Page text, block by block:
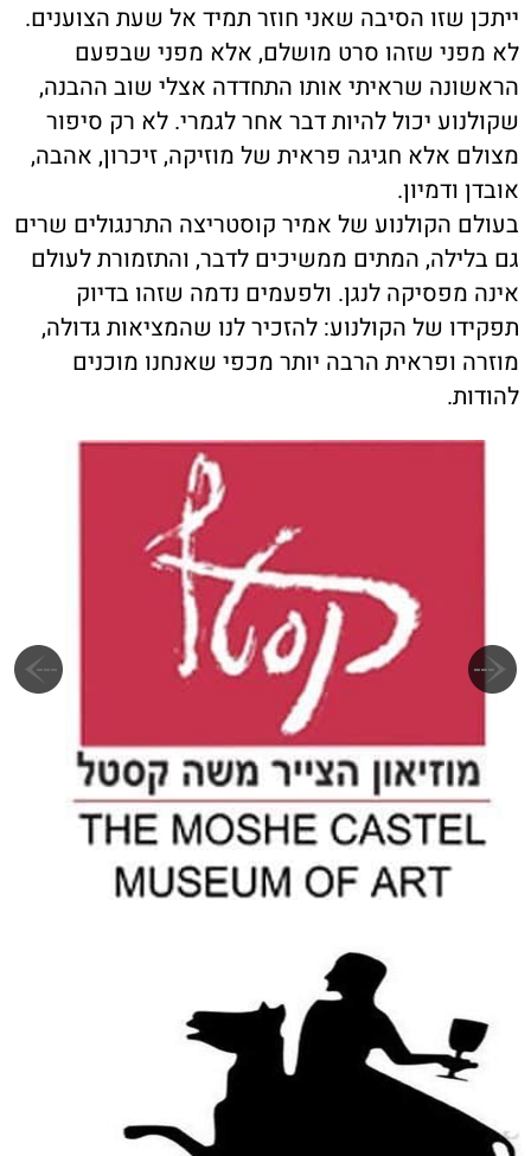
ייתכן שזו הסיבה שאני חוזר תמיד אל שעת הצוענים.
לא מפני שזהו סרט מושלם, אלא מפני שבפעם
הראשונה שראיתי אותו התחדדה אצלי שוב ההבנה,
שקולנוע יכול להיות דבר אחר לגמרי. לא רק סיפור
מצולם אלא חגיגה פראית של מוזיקה, זיכרון, אהבה,
אובדן ודמיון.
בעולם הקולנוע של אמיר קוסטריצה התרנגולים שרים
גם בלילה, המתים ממשיכים לדבר, והתזמורת לעולם
אינה מפסיקה לנגן. ולפעמים נדמה שזהו בדיוק
תפקידו של הקולנוע: להזכיר לנו שהמציאות גדולה,
מוזרה ופראית הרבה יותר מכפי שאנחנו מוכנים
להודות.